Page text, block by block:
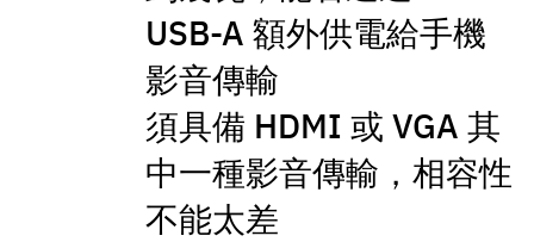
影音傳輸
須具備 HDMI 或 VGA 其
中一種影音傳輸，相容性
不能太差
USB-A 額外供電給手機